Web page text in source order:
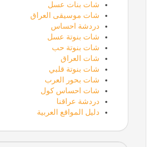
شات بنات عسل
شات موسيقى العراق
دردشة احساس
شات بنوتة عسل
شات بنوتة حب
شات العراق
شات بنوتة قلبي
شات بحور العرب
شات احساس كول
دردشة عراقنا
دليل المواقع العربية